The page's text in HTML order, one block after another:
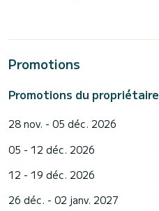
Promotions
Promotions du propriétaire
28 nov. - 05 déc. 2026
05 - 12 déc. 2026
12 - 19 déc. 2026
26 déc. - 02 janv. 2027